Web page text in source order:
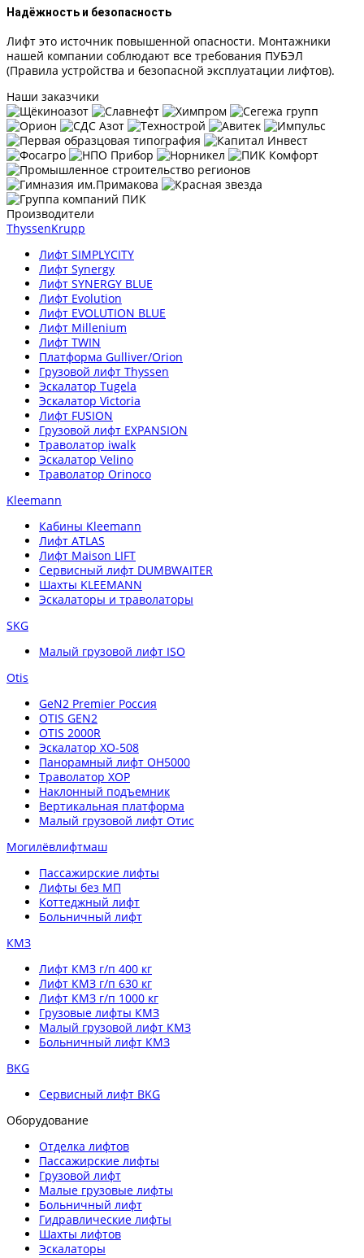
Надёжность и безопасность
Лифт это источник повышенной опасности. Монтажники
нашей компании соблюдают все требования ПУБЭЛ
(Правила устройства и безопасной эксплуатации лифтов).
Наши заказчики
Производители
ThyssenKrupp
Лифт SIMPLYCITY
Лифт Synergy
Лифт SYNERGY BLUE
Лифт Evolution
Лифт EVOLUTION BLUE
Лифт Millenium
Лифт TWIN
Платформа Gulliver/Orion
Грузовой лифт Thyssen
Эскалатор Tugela
Эскалатор Victoria
Лифт FUSION
Грузовой лифт EXPANSION
Траволатор iwalk
Эскалатор Velino
Траволатор Orinoco
Kleemann
Кабины Kleemann
Лифт ATLAS
Лифт Maison LIFT
Сервисный лифт DUMBWAITER
Шахты KLEEMANN
Эскалаторы и траволаторы
SKG
Малый грузовой лифт ISO
Otis
GeN2 Premier Россия
OTIS GEN2
OTIS 2000R
Эскалатор XO-508
Панорамный лифт OH5000
Траволатор XOP
Наклонный подъемник
Вертикальная платформа
Малый грузовой лифт Отис
Могилёвлифтмаш
Пассажирские лифты
Лифты без МП
Коттеджный лифт
Больничный лифт
КМЗ
Лифт КМЗ г/п 400 кг
Лифт КМЗ г/п 630 кг
Лифт КМЗ г/п 1000 кг
Грузовые лифты КМЗ
Малый грузовой лифт КМЗ
Больничный лифт КМЗ
BKG
Сервисный лифт BKG
Оборудование
Отделка лифтов
Пассажирские лифты
Грузовой лифт
Малые грузовые лифты
Больничный лифт
Гидравлические лифты
Шахты лифтов
Эскалаторы